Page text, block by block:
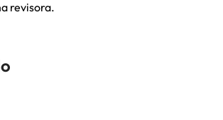
revisora.